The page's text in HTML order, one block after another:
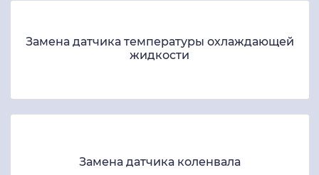
Замена датчика температуры охлаждающей
жидкости
Замена датчика коленвала